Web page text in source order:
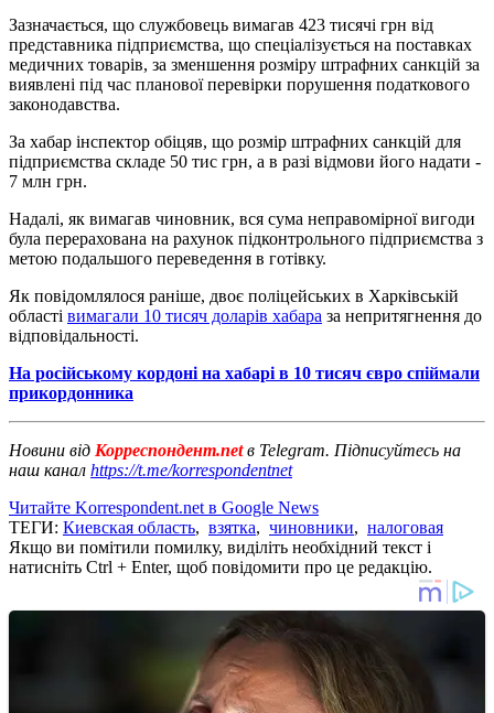
Зазначається, що службовець вимагав 423 тисячі грн від
представника підприємства, що спеціалізується на поставках
медичних товарів, за зменшення розміру штрафних санкцій за
виявлені під час планової перевірки порушення податкового
законодавства.
За хабар інспектор обіцяв, що розмір штрафних санкцій для
підприємства складе 50 тис грн, а в разі відмови його надати -
7 млн ​​грн.
Надалі, як вимагав чиновник, вся сума неправомірної вигоди
була перерахована на рахунок підконтрольного підприємства з
метою подальшого переведення в готівку.
Як повідомлялося раніше, двоє поліцейських в Харківській
області вимагали 10 тисяч доларів хабара за непритягнення до
відповідальності.
На російському кордоні на хабарі в 10 тисяч євро спіймали
прикордонника
Новини від Корреспондент.netв Telegram. Підписуйтесь на
наш канал https://t.me/korrespondentnet
Читайте Korrespondent.net в Google News
ТЕГИ: Киевская область, взятка, чиновники, налоговая
Якщо ви помітили помилку, виділіть необхідний текст і
натисніть Ctrl + Enter, щоб повідомити про це редакцію.